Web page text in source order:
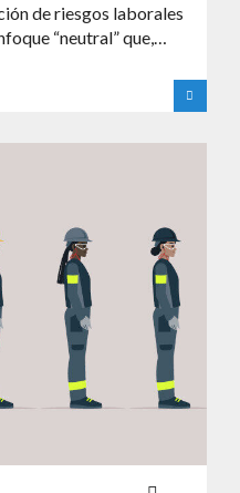
de riesgos laborales
“neutral” que,…